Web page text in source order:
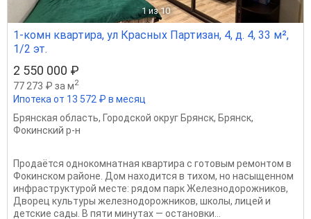
1 из 10
1-комн квартира, ул Красных Партизан, 4, д. 4, 33 м²,
1/2 эт.
2 550 000 ₽
77 273 ₽ за м2
Ипотека от 13 572 ₽ в месяц
Брянская область, Городской округ Брянск, Брянск,
Фокинский р-н
Продаётся однокомнатная квартира с готовым ремонтом в
Фокинском районе. Дом находится в тихом, но насыщенном
инфраструктурой месте: рядом парк Железнодорожников,
Дворец культуры железнодорожников, школы, лицей и
детские сады. В пяти минутах — остановки...